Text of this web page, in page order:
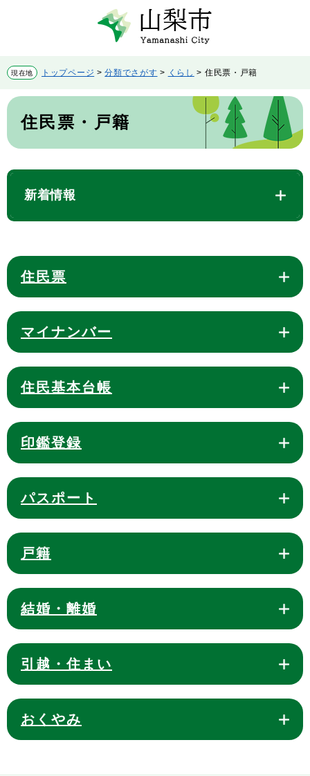
先
頭
す。
を
飛
し
本
現在地 トップページ >分類でさがす > くらし > 住民票・戸籍
本
住民票・戸籍
新着情報
住民票
マイナンバー
住民基本台帳
印鑑登録
パスポート
戸籍
結婚・離婚
引越・住まい
おくやみ